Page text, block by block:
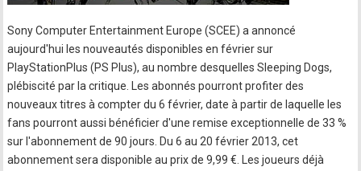
Sony Computer Entertainment Europe (SCEE) a annoncé
aujourd'hui les nouveautés disponibles en février sur
PlayStationPlus (PS Plus), au nombre desquelles Sleeping Dogs,
plébiscité par la critique. Les abonnés pourront profiter des
nouveaux titres à compter du 6 février, date à partir de laquelle les
fans pourront aussi bénéficier d'une remise exceptionnelle de 33 %
sur l'abonnement de 90 jours. Du 6 au 20 février 2013, cet
abonnement sera disponible au prix de 9,99 €. Les joueurs déjà